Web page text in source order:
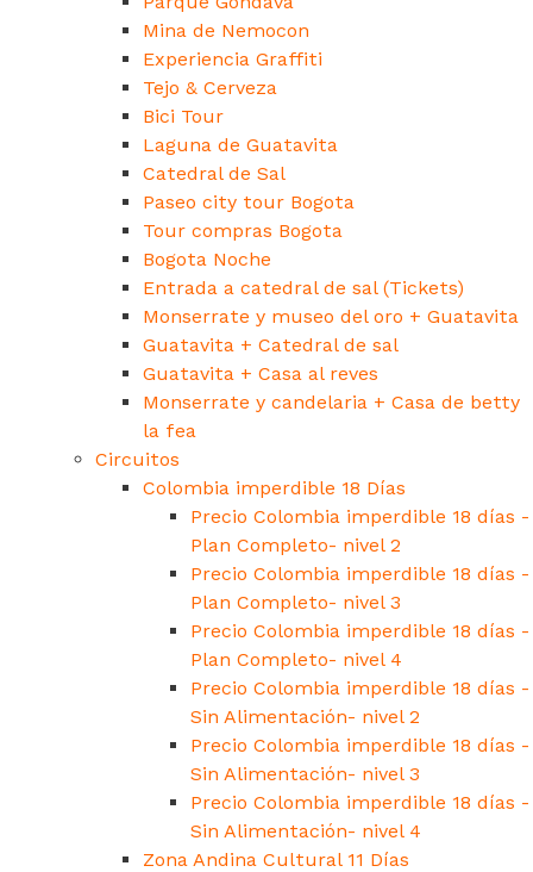
Mina de Nemocon
Experiencia Graffiti
Tejo & Cerveza
Bici Tour
Laguna de Guatavita
Catedral de Sal
Paseo city tour Bogota
Tour compras Bogota
Bogota Noche
Entrada a catedral de sal (Tickets)
Monserrate y museo del oro + Guatavita
Guatavita + Catedral de sal
Guatavita + Casa al reves
Monserrate y candelaria + Casa de betty
la fea
Circuitos
Colombia imperdible 18 Días
Precio Colombia imperdible 18 días -
Plan Completo- nivel 2
Precio Colombia imperdible 18 días -
Plan Completo- nivel 3
Precio Colombia imperdible 18 días -
Plan Completo- nivel 4
Precio Colombia imperdible 18 días -
Sin Alimentación- nivel 2
Precio Colombia imperdible 18 días -
Sin Alimentación- nivel 3
Precio Colombia imperdible 18 días -
Sin Alimentación- nivel 4
Zona Andina Cultural 11 Días